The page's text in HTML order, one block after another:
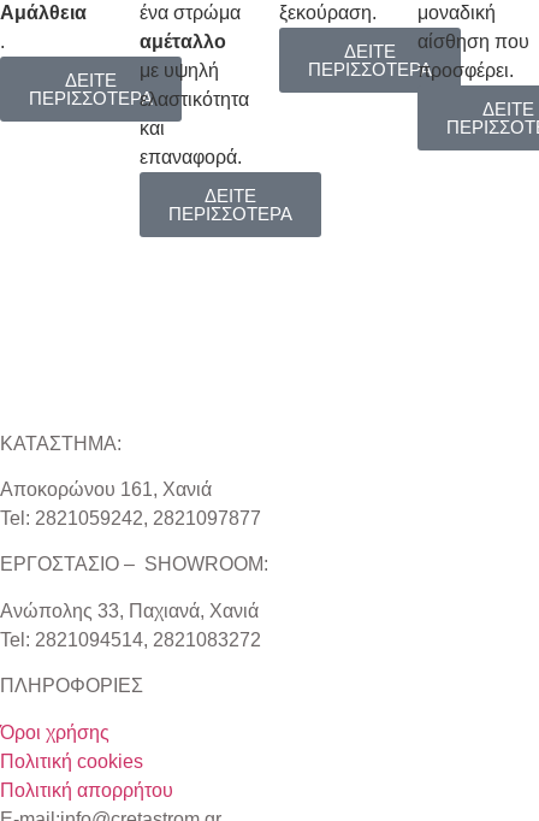
Αμάλθεια
.
ΔΕΙΤΕ
ΠΕΡΙΣΣΟΤΕΡΑ
ένα στρώμα
αμέταλλο
με υψηλή
ελαστικότητα
και
επαναφορά.
ΔΕΙΤΕ
ΠΕΡΙΣΣΟΤΕΡΑ
ξεκούραση.
ΔΕΙΤΕ
ΠΕΡΙΣΣΟΤΕΡΑ
μοναδική
αίσθηση που
προσφέρει.
ΔΕΙΤΕ
ΚΑΤΑΣΤΗΜΑ:
Αποκορώνου 161, Χανιά
Tel: 2821059242, 2821097877
ΕΡΓΟΣΤΑΣΙΟ – SHOWROOM:
Ανώπολης 33, Παχιανά, Χανιά
Tel: 2821094514, 2821083272
ΠΛΗΡΟΦΟΡΙΕΣ
Όροι χρήσης
Πολιτική cookies
Πολιτική απορρήτου